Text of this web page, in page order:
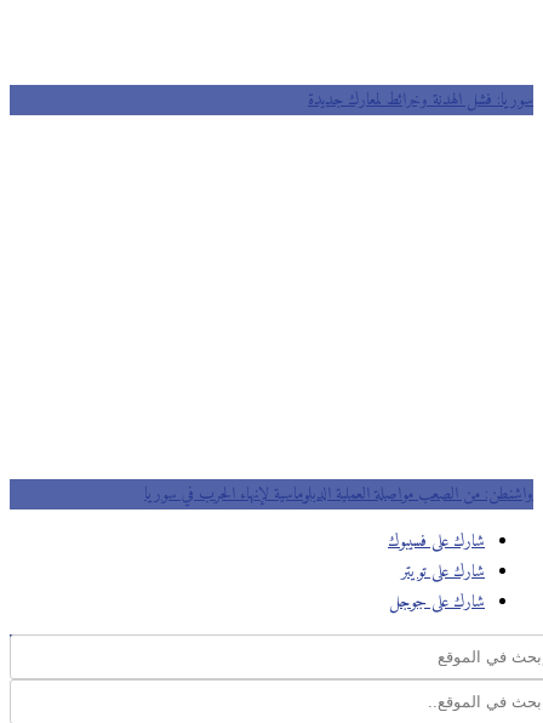
سوريا: فشل الهدنة وخرائط لمعارك جديدة
واشنطن: من الصعب مواصلة العملية الدبلوماسية لإنهاء الحرب في سوريا
شارك على فسيبوك
شارك على تويتر
شارك على جوجل